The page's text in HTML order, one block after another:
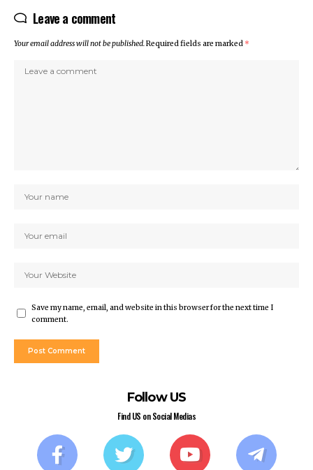
Leave a comment
Your email address will not be published.Required fields are marked *
Save my name, email, and website in this browser for the next time I
comment.
Follow US
Find US on Social Medias